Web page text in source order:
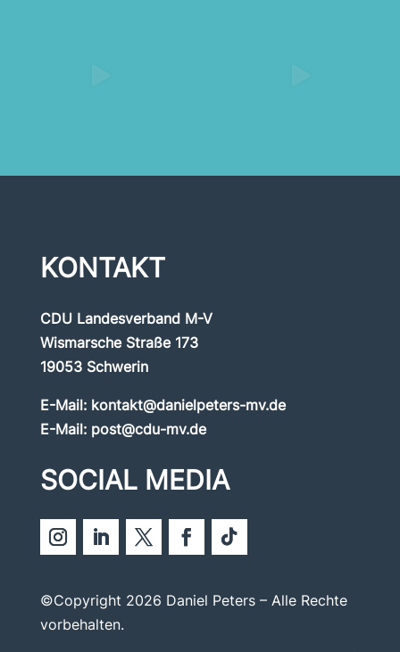
KONTAKT
CDU Landesverband M-V
Wismarsche Straße 173
19053 Schwerin
E-Mail: kontakt@danielpeters-mv.de
E-Mail: post@cdu-mv.de
SOCIAL MEDIA
©Copyright 2026 Daniel Peters – Alle Rechte
vorbehalten.